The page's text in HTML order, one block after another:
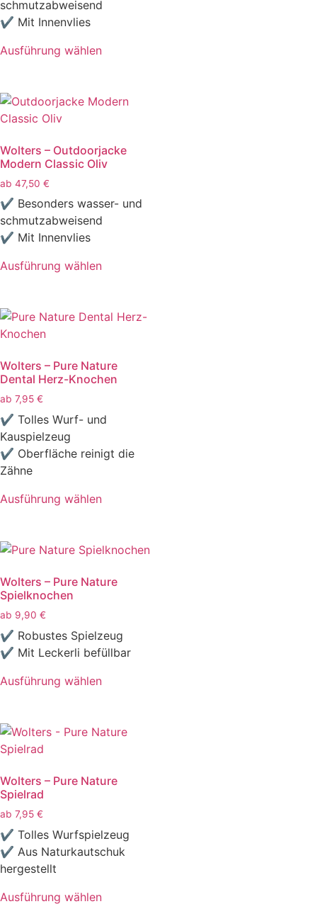
schmutzabweisend
✔ Mit Innenvlies
Ausführung wählen
Wolters – Outdoorjacke
Modern Classic Oliv
ab 47,50 €
✔ Besonders wasser- und
schmutzabweisend
✔ Mit Innenvlies
Ausführung wählen
Wolters – Pure Nature
Dental Herz-Knochen
ab 7,95 €
✔ Tolles Wurf- und
Kauspielzeug
✔ Oberfläche reinigt die
Zähne
Ausführung wählen
Wolters – Pure Nature
Spielknochen
ab 9,90 €
✔ Robustes Spielzeug
✔ Mit Leckerli befüllbar
Ausführung wählen
Wolters – Pure Nature
Spielrad
ab 7,95 €
✔ Tolles Wurfspielzeug
✔ Aus Naturkautschuk
hergestellt
Ausführung wählen